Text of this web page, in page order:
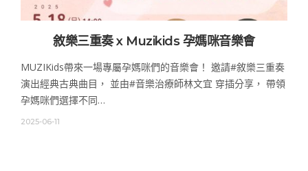
敘樂三重奏 x Muzikids 孕媽咪音樂會
MUZIKids帶來一場專屬孕媽咪們的音樂會！ 邀請#敘樂三重奏
演出經典古典曲目， 並由#音樂治療師林文宜 穿插分享， 帶領
孕媽咪們選擇不同…
2025-06-11